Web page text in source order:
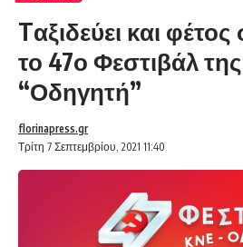
Tαξιδεύει και
το 47ο Φεστιβάλ
“Οδηγητή”
Τρίτη 7 Σεπτεμβρίου, 2021 11:40
florinapress.gr